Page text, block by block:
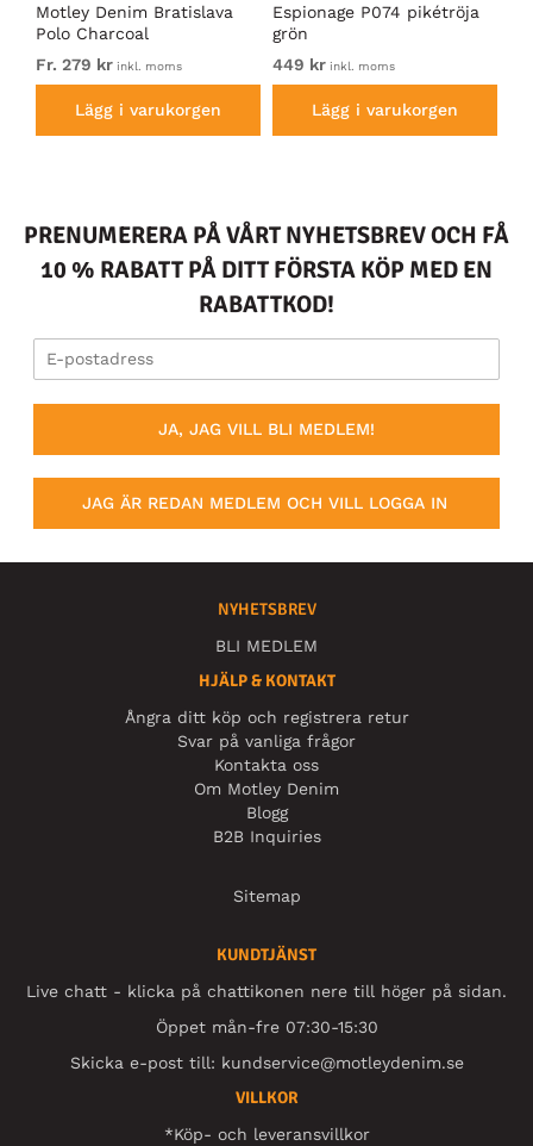
Motley Denim Bratislava
Polo Charcoal
Fr. 279 kr inkl. moms
Lägg i varukorgen
Espionage P074 pikétröja
grön
449 kr inkl. moms
Lägg i varukorgen
PRENUMERERA PÅ VÅRT NYHETSBREV OCH FÅ
10 % RABATT PÅ DITT FÖRSTA KÖP MED EN
RABATTKOD!
JA, JAG VILL BLI MEDLEM!
JAG ÄR REDAN MEDLEM OCH VILL LOGGA IN
NYHETSBREV
BLI MEDLEM
HJÄLP & KONTAKT
Ångra ditt köp och registrera retur
Svar på vanliga frågor
Kontakta oss
Om Motley Denim
Blogg
B2B Inquiries
Sitemap
KUNDTJÄNST
Live chatt - klicka på chattikonen nere till höger på sidan.
Öppet mån-fre 07:30-15:30
Skicka e-post till: kundservice@motleydenim.se
VILLKOR
*Köp- och leveransvillkor